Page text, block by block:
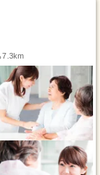
7.3km